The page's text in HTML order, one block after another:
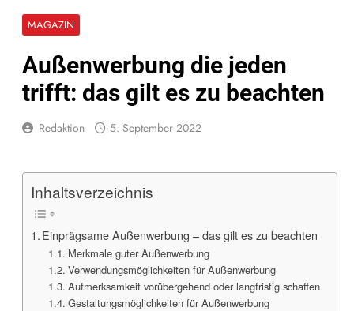
MAGAZIN
Außenwerbung die jeden
trifft: das gilt es zu beachten
Redaktion 5. September 2022
Inhaltsverzeichnis
Einprägsame Außenwerbung – das gilt es zu beachten
Merkmale guter Außenwerbung
Verwendungsmöglichkeiten für Außenwerbung
Aufmerksamkeit vorübergehend oder langfristig schaffen
Gestaltungsmöglichkeiten für Außenwerbung